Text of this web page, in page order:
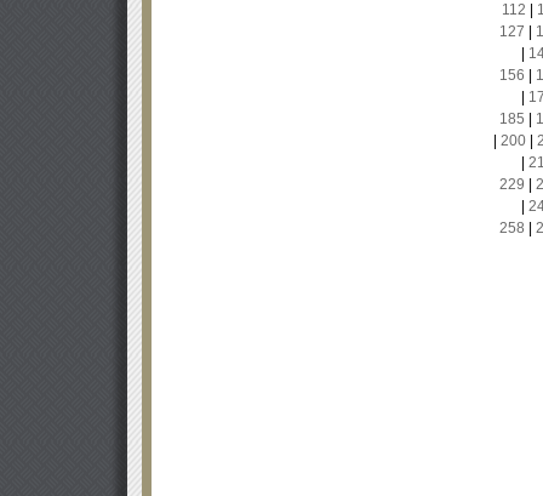
112
127
156
185
200|
229
258